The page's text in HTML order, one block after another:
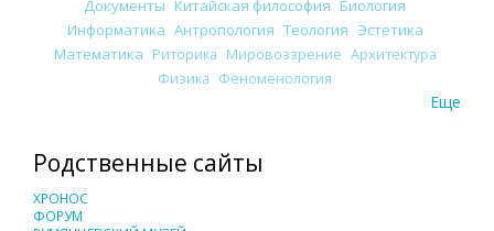
Документы Китайская философия Биология
Информатика Антропология Теология Эстетика
Математика Риторика Мировоззрение Архитектура
Физика Феноменология
Еще
Родственные сайты
ХРОНОС
ФОРУМ